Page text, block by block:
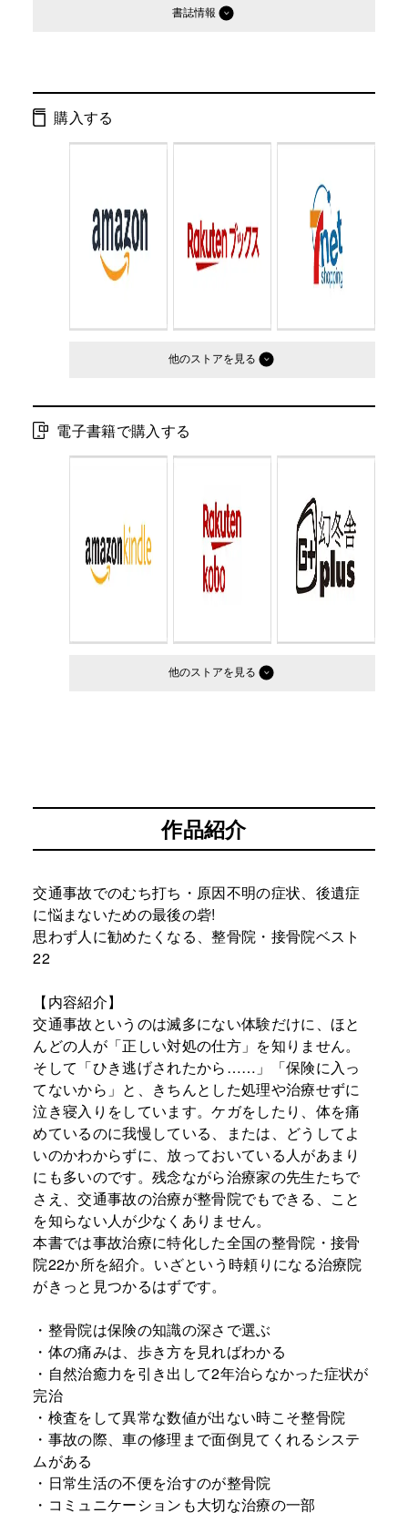
書誌情報
ページ数：
判型： 四六判
購入する
他のストア
電子書籍で購入する
他のストア
作品紹介
交通事故でのむち打ち・原因不明の症状、後遺症
に悩まないための最後の砦!
思わず人に勧めたくなる、整骨院・接骨院ベスト
22
【内容紹介】
交通事故というのは滅多にない体験だけに、ほと
んどの人が「正しい対処の仕方」を知りません。
そして「ひき逃げされたから……」「保険に入っ
てないから」と、きちんとした処理や治療せずに
泣き寝入りをしています。ケガをしたり、体を痛
めているのに我慢している、または、どうしてよ
いのかわからずに、放っておいている人があまり
にも多いのです。残念ながら治療家の先生たちで
さえ、交通事故の治療が整骨院でもできる、こと
を知らない人が少なくありません。
本書では事故治療に特化した全国の整骨院・接骨
院22か所を紹介。いざという時頼りになる治療院
がきっと見つかるはずです。
・整骨院は保険の知識の深さで選ぶ
・体の痛みは、歩き方を見ればわかる
・自然治癒力を引き出して2年治らなかった症状が
完治
・検査をして異常な数値が出ない時こそ整骨院
・事故の際、車の修理まで面倒見てくれるシステ
ムがある
・日常生活の不便を治すのが整骨院
・コミュニケーションも大切な治療の一部